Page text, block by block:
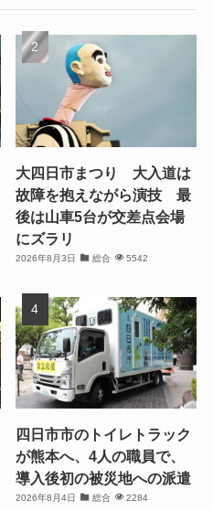
大四日市まつり 大入道は
故障を抱えながら演技 最
後は山車5台が交差点会場
にズラリ
2026年8月3日 総合 5542
四日市市のトイレトラック
が熊本へ、4人の職員で、
導入後初の被災地への派遣
2026年8月4日 総合 2284